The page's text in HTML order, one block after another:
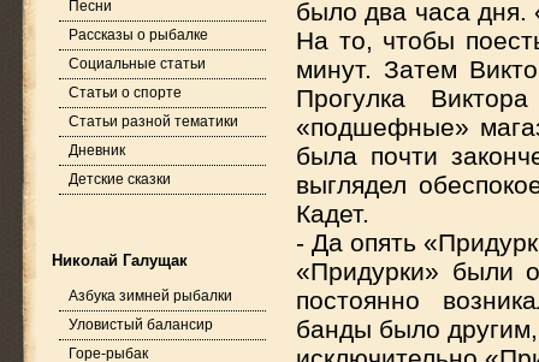
Песни
Рассказы о рыбалке
Социальные статьи
Статьи о спорте
Статьи разной тематики
Дневник
Детские сказки
Николай Галущак
Азбука зимней рыбалки
Уловистый балансир
Горе-рыбак
было два часа дня.
На то, чтобы
минут. Затем
Прогулка
«подшефные»
была почти
выглядел
Кадет.
- Да опять
«Придурки» были
постоянно
банды было